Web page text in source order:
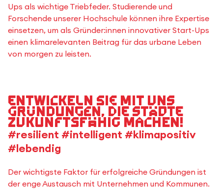
Ups als wichtige Triebfeder. Studierende und
Forschende unserer Hochschule können ihre Expertise
einsetzen, um als Gründer:innen innovativer Start-Ups
einen klimarelevanten Beitrag für das urbane Leben
von morgen zu leisten.
Entwickeln Sie mit uns
Gründungen, die Städte
zukunftsfähig machen!
#resilient #intelligent #klimapositiv
#lebendig
Der wichtigste Faktor für erfolgreiche Gründungen ist
der enge Austausch mit Unternehmen und Kommunen.